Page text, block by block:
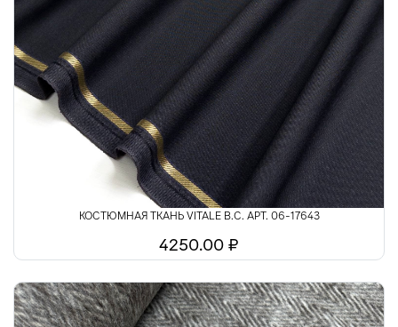
КОСТЮМНАЯ ТКАНЬ VITALE B.C. АРТ. 06-17643
4250.00 ₽